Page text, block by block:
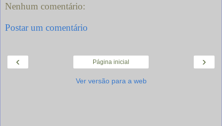
Nenhum comentário:
Postar um comentário
‹ ›
Página inicial
Ver versão para a web